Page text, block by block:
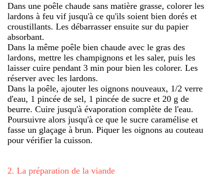
Dans une poêle chaude sans matière grasse, colorer les
lardons à feu vif jusqu'à ce qu'ils soient bien dorés et
croustillants. Les débarrasser ensuite sur du papier
absorbant.
Dans la même poêle bien chaude avec le gras des
lardons, mettre les champignons et les saler, puis les
laisser cuire pendant 3 min pour bien les colorer. Les
réserver avec les lardons.
Dans la poêle, ajouter les oignons nouveaux, 1/2 verre
d'eau, 1 pincée de sel, 1 pincée de sucre et 20 g de
beurre. Cuire jusqu'à évaporation complète de l'eau.
Poursuivre alors jusqu'à ce que le sucre caramélise et
fasse un glaçage à brun. Piquer les oignons au couteau
pour vérifier la cuisson.
2. La préparation de la viande